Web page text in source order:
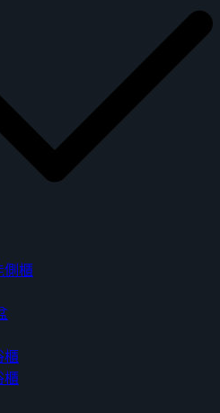
側櫃
櫃
櫃